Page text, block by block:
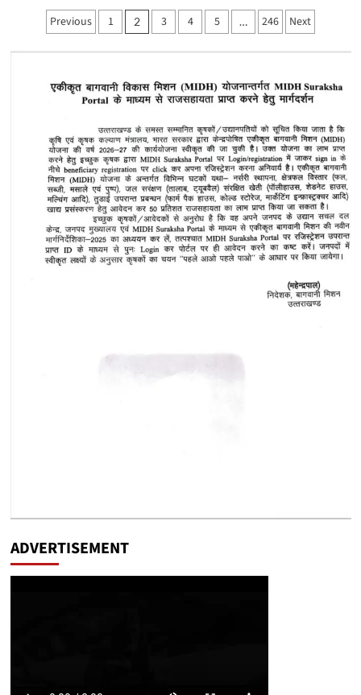
में
सड़क
विकास
को
रफ्तार,
बासिमार
मार्ग
के
डामरीकरण
को
₹1.91
मंजूर…
Posts
pagination
Previous 1 2 3 4 5 … 246 Next
ADVERTISEMENT